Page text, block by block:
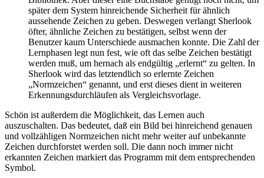
später dem System hinreichende Sicherheit für ähnlich
aussehende Zeichen zu geben. Deswegen verlangt Sherlook
öfter, ähnliche Zeichen zu bestätigen, selbst wenn der
Benutzer kaum Unterschiede ausmachen konnte. Die Zahl der
Lernphasen legt nun fest, wie oft das selbe Zeichen bestätigt
werden muß, um hernach als endgültig „erlernt“ zu gelten. In
Sherlook wird das letztendlich so erlernte Zeichen
„Normzeichen“ genannt, und erst dieses dient in weiteren
Erkennungsdurchläufen als Vergleichsvorlage.
Schön ist außerdem die Möglichkeit, das Lernen auch
auszuschalten. Das bedeutet, daß ein Bild bei hinreichend genauen
und vollzähligen Normzeichen nicht mehr weiter auf unbekannte
Zeichen durchforstet werden soll. Die dann noch immer nicht
erkannten Zeichen markiert das Programm mit dem entsprechenden
Symbol.